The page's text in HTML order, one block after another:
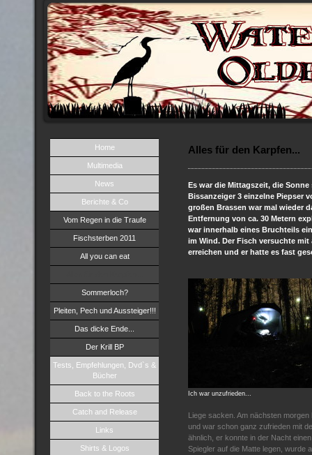
Home
Multimedia
News
Berichte & Co
Vom Regen in die Traufe
Fischsterben 2011
All you can eat
Sommerloch?
Pleiten, Pech und Aussteiger!!!
Das dicke Ende...
Der Krill BP
Tests, Empfehlungen, Dvd`s &
Bücher
Back to the Roots
Catch and Release
Links
Shirts & Logos
Alles für den Karpfen...
Es war die Mittagszeit, die
Bissanzeiger 3 einzelne Piepser
großen Brassen war mal wieder
Entfernung von ca. 30 Metern
war innerhalb eines Bruchteils
im Wind. Der Fisch versuchte
erreichen und er hatte es fast
Ich war unzufrieden...
Liege sacken. Am nächsten
und war schon ganz zufrieden mit
ähnlich, er konnte in der Nacht
Spiegler auf die Matte legen, wurde